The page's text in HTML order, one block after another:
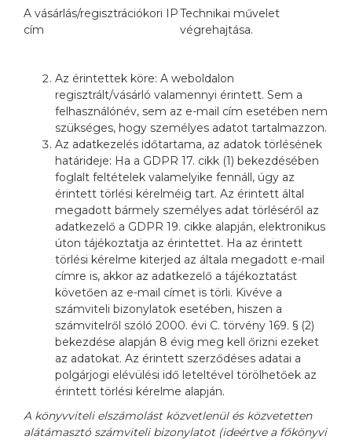
A vásárlás/regisztrációkori IP
cím
Technikai művelet
végrehajtása.
Az érintettek köre: A weboldalon
regisztrált/vásárló valamennyi érintett. Sem a
felhasználónév, sem az e-mail cím esetében nem
szükséges, hogy személyes adatot tartalmazzon.
Az adatkezelés időtartama, az adatok törlésének
határideje: Ha a GDPR 17. cikk (1) bekezdésében
foglalt feltételek valamelyike fennáll, úgy az
érintett törlési kérelméig tart. Az érintett által
megadott bármely személyes adat törléséről az
adatkezelő a GDPR 19. cikke alapján, elektronikus
úton tájékoztatja az érintettet. Ha az érintett
törlési kérelme kiterjed az általa megadott e-mail
címre is, akkor az adatkezelő a tájékoztatást
követően az e-mail címet is törli. Kivéve a
számviteli bizonylatok esetében, hiszen a
számvitelről szóló 2000. évi C. törvény 169. § (2)
bekezdése alapján 8 évig meg kell őrizni ezeket
az adatokat. Az érintett szerződéses adatai a
polgárjogi elévülési idő leteltével törölhetőek az
érintett törlési kérelme alapján.
A könyvviteli elszámolást közvetlenül és közvetetten
alátámasztó számviteli bizonylatot (ideértve a főkönyvi